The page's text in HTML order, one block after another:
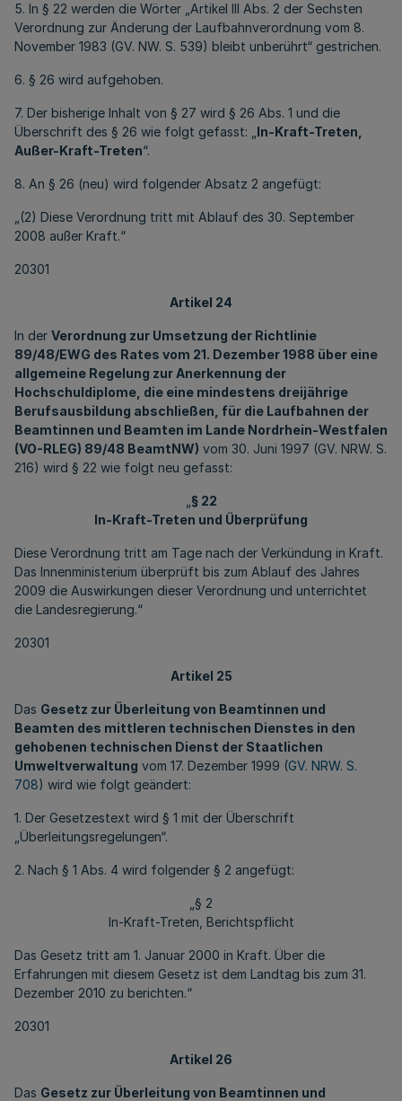
5. In § 22 werden die Wörter „Artikel III Abs. 2 der Sechsten
Verordnung zur Änderung der Laufbahnverordnung vom 8.
November 1983 (GV. NW. S. 539) bleibt unberührt“ gestrichen.
6. § 26 wird aufgehoben.
7. Der bisherige Inhalt von § 27 wird § 26 Abs. 1 und die
Überschrift des § 26 wie folgt gefasst: „ In-Kraft-Treten,
Außer-Kraft-Treten“.
8. An § 26 (neu) wird folgender Absatz 2 angefügt:
„(2) Diese Verordnung tritt mit Ablauf des 30. September
2008 außer Kraft.“
20301
Artikel 24
In der Verordnung zur Umsetzung der Richtlinie
89/48/EWG des Rates vom 21. Dezember 1988 über eine
allgemeine Regelung zur Anerkennung der
Hochschuldiplome, die eine mindestens dreijährige
Berufsausbildung abschließen, für die Laufbahnen der
Beamtinnen und Beamten im Lande Nordrhein-Westfalen
(VO-RLEG) 89/48 BeamtNW) vom 30. Juni 1997 (GV. NRW. S.
216) wird § 22 wie folgt neu gefasst:
§ 22
In-Kraft-Treten und Überprüfung
Diese Verordnung tritt am Tage nach der Verkündung in Kraft.
Das Innenministerium überprüft bis zum Ablauf des Jahres
2009 die Auswirkungen dieser Verordnung und unterrichtet
die Landesregierung.“
20301
Artikel 25
Das Gesetz zur Überleitung von Beamtinnen und
Beamten des mittleren technischen Dienstes in den
gehobenen technischen Dienst der Staatlichen
Umweltverwaltung vom 17. Dezember 1999 (GV. NRW. S.
708) wird wie folgt geändert:
1. Der Gesetzestext wird § 1 mit der Überschrift
„Überleitungsregelungen“.
2. Nach § 1 Abs. 4 wird folgender § 2 angefügt:
„§ 2
In-Kraft-Treten, Berichtspflicht
Das Gesetz tritt am 1. Januar 2000 in Kraft. Über die
Erfahrungen mit diesem Gesetz ist dem Landtag bis zum 31.
Dezember 2010 zu berichten.“
20301
Artikel 26
Das Gesetz zur Überleitung von Beamtinnen und